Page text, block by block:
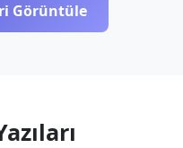
Görüntüle